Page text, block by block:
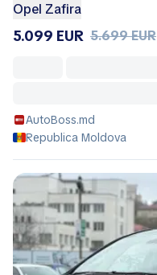
Opel Zafira
5.099 EUR 5.699 EUR
AutoBoss.md
Republica Moldova